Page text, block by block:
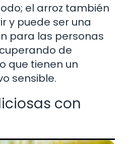
el arroz también
y puede ser una
para las personas
de
que tienen un
sensible.
con